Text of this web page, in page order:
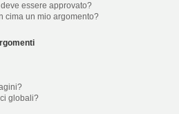
essere approvato?
cima un mio argomento?
globali?